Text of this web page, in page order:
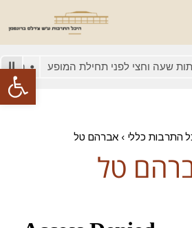
פתח שעה וחצי לפני תחילת המופע בשל
התרבות כללי › אברהם טל
טל